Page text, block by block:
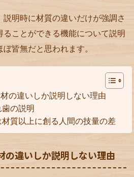
明時に材質の違いだけが強調さ
ことができる機能について説明
皆無だと思われます。
の違いしか説明しない理由
の説明
質以上に創る人間の技量の差
の違いしか説明しない理由